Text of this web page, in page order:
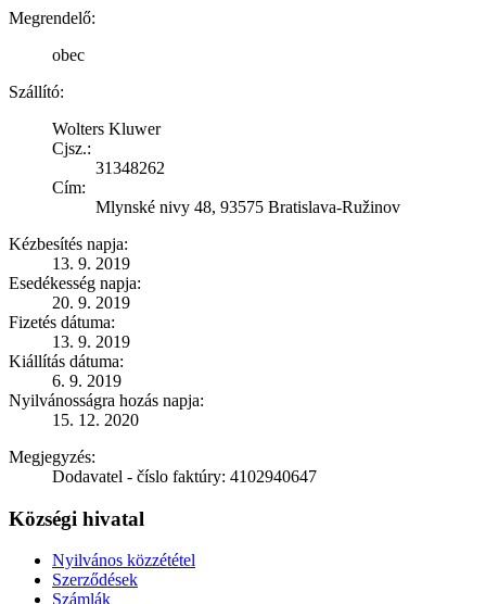
Megrendelő:
obec
Szállító:
Wolters Kluwer
Cjsz.:
31348262
Cím:
Mlynské nivy 48, 93575 Bratislava-Ružinov
Kézbesítés napja:
13. 9. 2019
Esedékesség napja:
20. 9. 2019
Fizetés dátuma:
13. 9. 2019
Kiállítás dátuma:
6. 9. 2019
Nyilvánosságra hozás napja:
15. 12. 2020
Megjegyzés:
Dodavatel - číslo faktúry: 4102940647
Községi hivatal
Nyilvános közzététel
Szerződések
Számlák